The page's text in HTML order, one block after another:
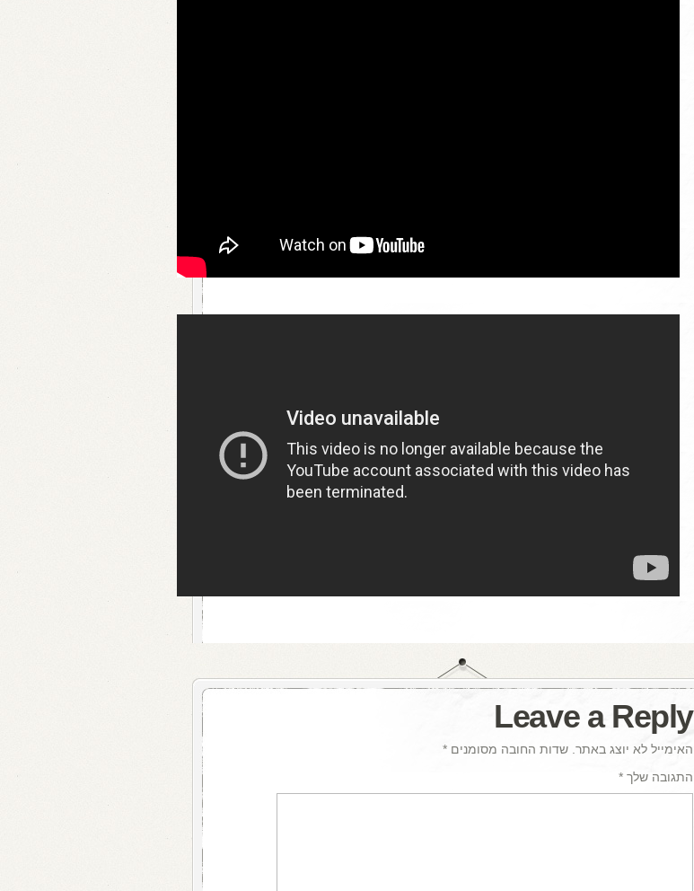
Leave a Reply
האימייל לא יוצג באתר. שדות החובה מסומנים *
התגובה שלך *